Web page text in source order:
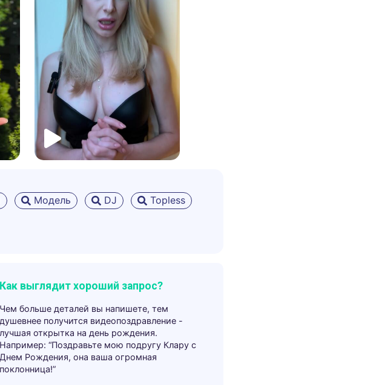
Модель DJ
Topless
Как выглядит хороший запрос?
Чем больше деталей вы напишете, тем
душевнее получится видеопоздравление -
лучшая открытка на день рождения.
Например: “Поздравьте мою подругу Клару с
Днем Рождения, она ваша огромная
поклонница!”